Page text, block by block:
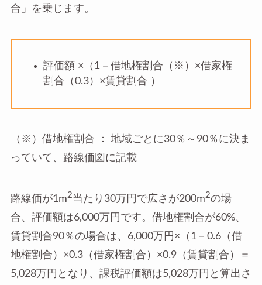
合」を乗じます。
評価額 ×（1－借地権割合（※）×借家権
割合（0.3）×賃貸割合 ）
（※）借地権割合 ： 地域ごとに30％～90％に決ま
っていて、路線価図に記載
路線価が1m2当たり30万円で広さが200m2の場
合、評価額は6,000万円です。借地権割合が60%、
賃貸割合90％の場合は、6,000万円×（1－0.6（借
地権割合）×0.3（借家権割合）×0.9（賃貸割合）＝
5,028万円となり、課税評価額は5,028万円と算出さ